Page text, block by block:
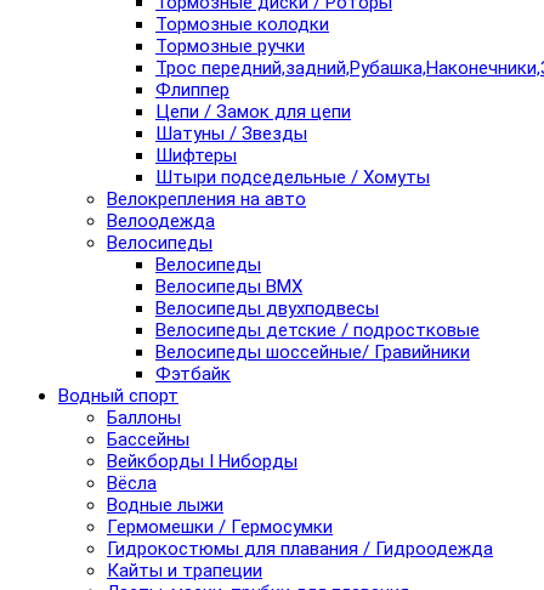
Тормозные колодки
Тормозные ручки
Трос
Флиппер
Цепи / Замок для цепи
Шатуны / Звезды
Шифтеры
Штыри подседельные / Хомуты
Велокрепления на авто
Велоодежда
Велосипеды
Велосипеды
Велосипеды BMX
Велосипеды двухподвесы
Велосипеды детские / подростковые
Велосипеды шоссейные/ Гравийники
Фэтбайк
Водный спорт
Баллоны
Бассейны
Вейкборды I Ниборды
Вёсла
Водные лыжи
Гермомешки / Гермосумки
Гидрокостюмы для плавания / Гидроодежда
Кайты и трапеции